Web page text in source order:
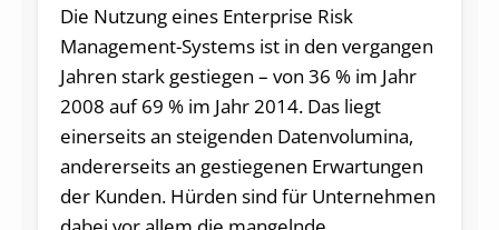
Die Nutzung eines Enterprise Risk
Management-Systems ist in den vergangen
Jahren stark gestiegen – von 36 % im Jahr
2008 auf 69 % im Jahr 2014. Das liegt
einerseits an steigenden Datenvolumina,
andererseits an gestiegenen Erwartungen
der Kunden. Hürden sind für Unternehmen